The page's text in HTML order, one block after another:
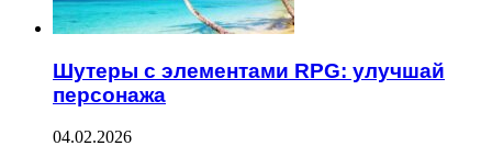
Шутеры с элементами RPG: улучшай
персонажа
04.02.2026